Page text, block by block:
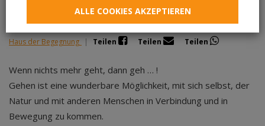
Haus der Begegnung | Teilen Teilen Teilen
Wenn nichts mehr geht, dann geh … !
Gehen ist eine wunderbare Möglichkeit, mit sich selbst, der
Natur und mit anderen Menschen in Verbindung und in
Bewegung zu kommen.
ALLE COOKIES AKZEPTIEREN